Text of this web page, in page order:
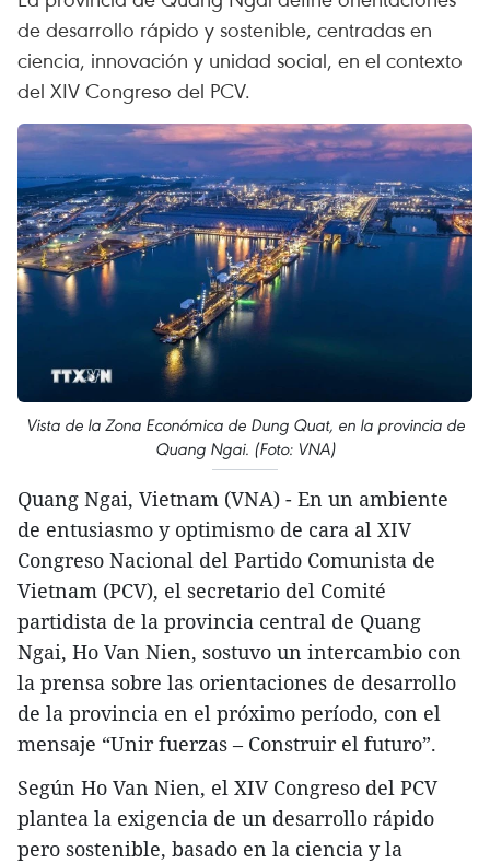
de desarrollo rápido y sostenible, centradas en
ciencia, innovación y unidad social, en el contexto
del XIV Congreso del PCV.
Vista de la Zona Económica de Dung Quat, en la provincia de
Quang Ngai. (Foto: VNA)
Quang Ngai, Vietnam (VNA) - En un ambiente
de entusiasmo y optimismo de cara al XIV
Congreso Nacional del Partido Comunista de
Vietnam (PCV), el secretario del Comité
partidista de la provincia central de Quang
Ngai, Ho Van Nien, sostuvo un intercambio con
la prensa sobre las orientaciones de desarrollo
de la provincia en el próximo período, con el
mensaje “Unir fuerzas – Construir el futuro”.
Según Ho Van Nien, el XIV Congreso del PCV
plantea la exigencia de un desarrollo rápido
pero sostenible, basado en la ciencia y la